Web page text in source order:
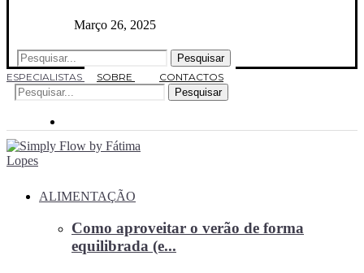
Março 26, 2025
Pesquisar
ESPECIALISTAS
SOBRE
CONTACTOS
Pesquisar
ALIMENTAÇÃO
Como aproveitar o verão de forma
equilibrada (e...